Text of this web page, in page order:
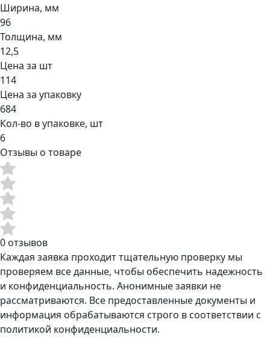
Ширина, мм
96
Толщина, мм
12,5
Цена за шт
114
Цена за упаковку
684
Кол-во в упаковке, шт
6
Отзывы о товаре
0 отзывов
Каждая заявка проходит тщательную проверку мы
проверяем все данные, чтобы обеспечить надежность
и конфиденциальность. Анонимные заявки не
рассматриваются. Все предоставленные документы и
информация обрабатываются строго в соответствии с
политикой конфиденциальности.